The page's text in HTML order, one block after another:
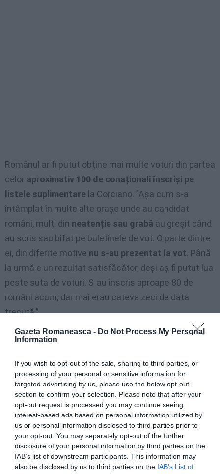
Gazeta Romaneasca - Do Not Process My Personal
Information
If you wish to opt-out of the sale, sharing to third parties, or
processing of your personal or sensitive information for
targeted advertising by us, please use the below opt-out
section to confirm your selection. Please note that after your
opt-out request is processed you may continue seeing
interest-based ads based on personal information utilized by
us or personal information disclosed to third parties prior to
your opt-out. You may separately opt-out of the further
disclosure of your personal information by third parties on the
IAB’s list of downstream participants. This information may
also be disclosed by us to third parties on the IAB’s List of
Românul ar fi putut obține mai multe voturi din partea
celor aproximativ 100 de conaționali înscriși pe
listele suplimentare la Corciano. ”Așa cum s-a
întâmplat în multe alte orașe unde au candidat
români, mulți din neatenție sau grabă au greșit când
au scris sau bifat pe buletinele de vot. O parte dintre
ei, din diferite motive nu s-au prezentat la vot. Până
la urmă e un rezultat satisfăcător, deși aș fi putut lua
peste suta de voturi. S-au înscris aproape 80 de
români acum, dar mai erau cateva zeci de data
trecută.”
venit vremea să mă implic în politică”
Sorin Robu ne-a povestit cum a obținut cele 52 de
voturi. ”Am transpirat bine pentru fiecare vot în
parte, în mai multe ”runde”. A trebuit să mă lupt
pentru cele 52 de voturi. O dată la înscrierea
românilor, a doua oară la eliberarea procurilor, apoi la
eliberarea ”teserelor” și în zilele de votare pentru a-i